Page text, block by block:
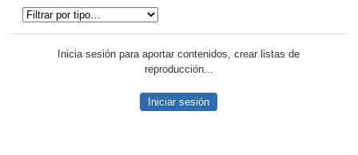
Inicia sesión para aportar contenidos, crear listas de
reproducción...
Iniciar sesión